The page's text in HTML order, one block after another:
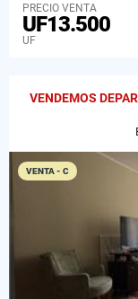
PRECIO VENTA
UF13.500
UF
VENDEMOS
VENTA - C